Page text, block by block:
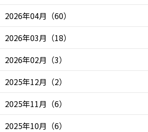
2026年04月 （60）
2026年03月 （18）
2026年02月 （3）
2025年12月 （2）
2025年11月 （6）
2025年10月 （6）